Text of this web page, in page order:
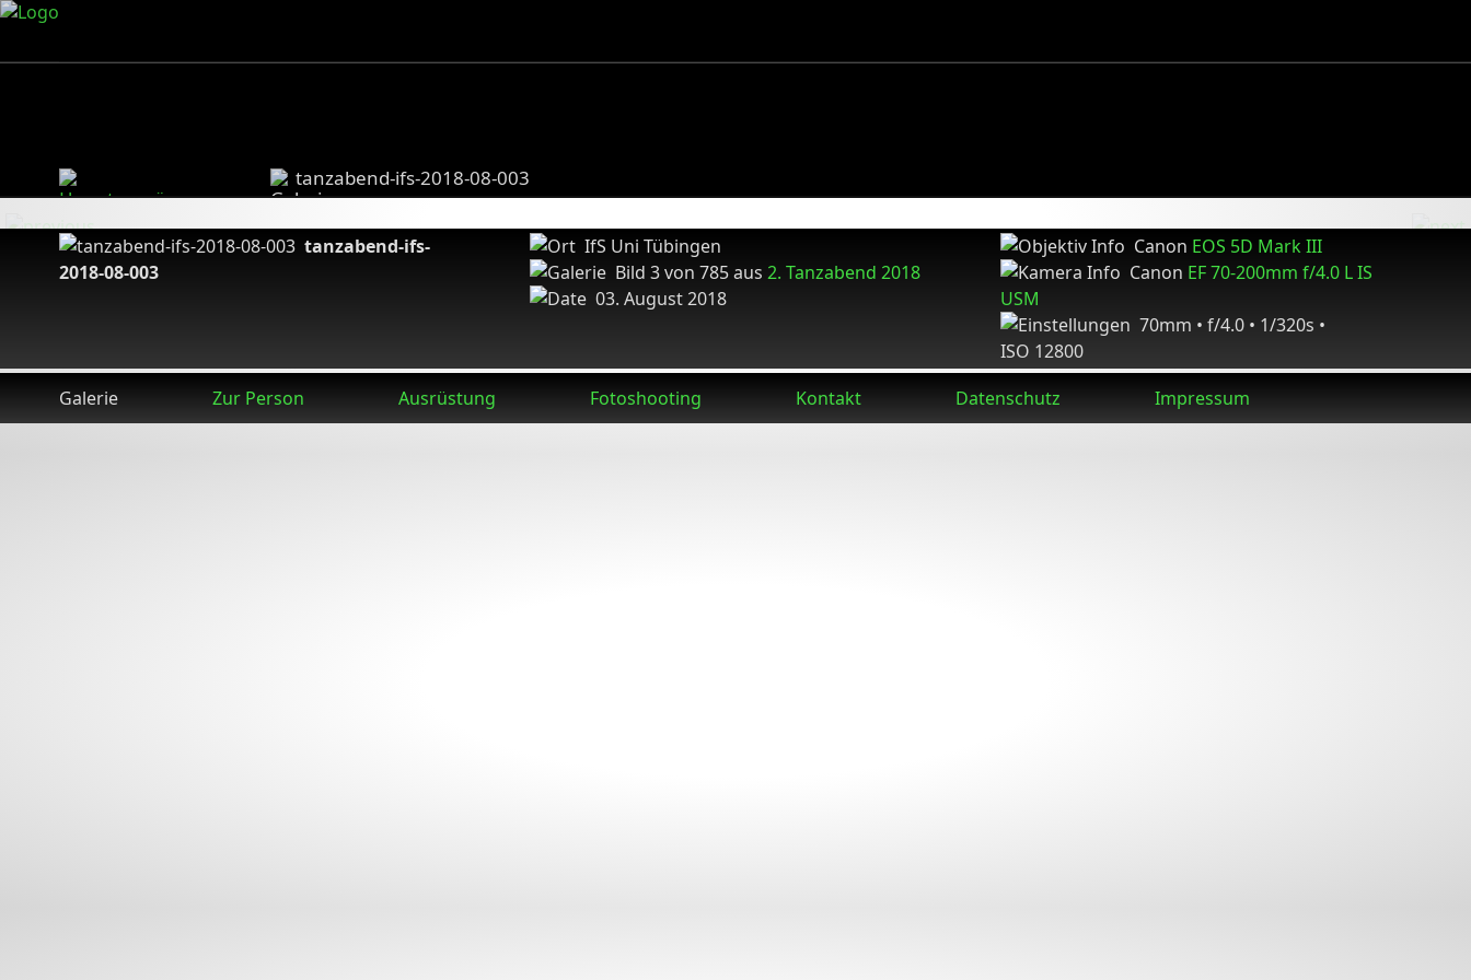
tanzabend-ifs-2018-08-003
tanzabend-ifs-
2018-08-003
IfS Uni Tübingen
Bild 3 von 785 aus 2. Tanzabend 2018
03. August 2018
Canon EOS 5D Mark III
Canon EF 70-200mm f/4.0 L IS
USM
70mm • f/4.0 • 1/320s •
ISO 12800
Galerie
Zur Person Ausrüstung Fotoshooting Kontakt Datenschutz Impressum